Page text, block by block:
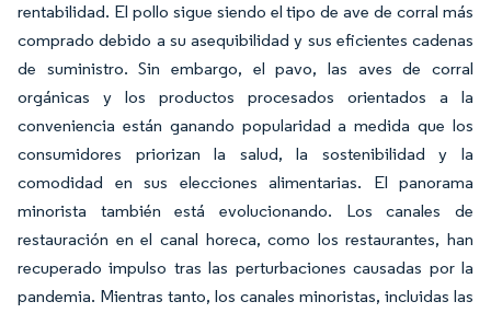
rentabilidad. El pollo sigue siendo el tipo de ave de corral más
comprado debido a su asequibilidad y sus eficientes cadenas
de suministro. Sin embargo, el pavo, las aves de corral
orgánicas y los productos procesados orientados a la
conveniencia están ganando popularidad a medida que los
consumidores priorizan la salud, la sostenibilidad y la
comodidad en sus elecciones alimentarias. El panorama
minorista también está evolucionando. Los canales de
restauración en el canal horeca, como los restaurantes, han
recuperado impulso tras las perturbaciones causadas por la
pandemia. Mientras tanto, los canales minoristas, incluidas las